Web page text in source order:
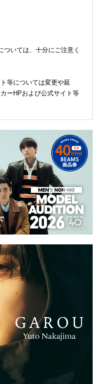
ついては、十分にご注意く
等については変更や延
ーHPおよび公式サイト等